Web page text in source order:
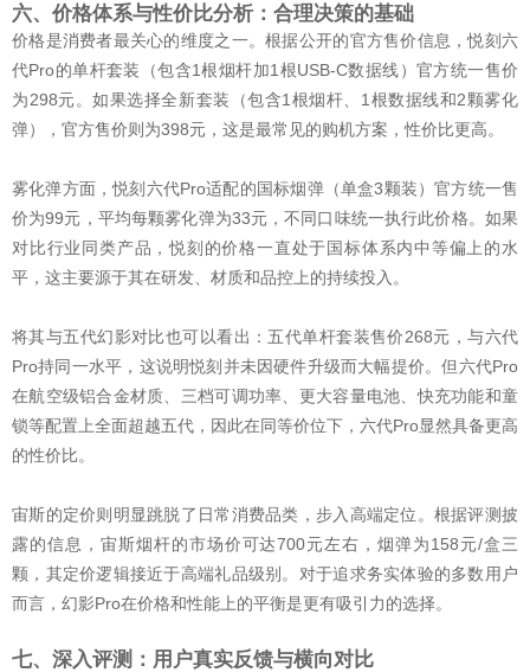
六、价格体系与性价比分析：合理决策的基础
价格是消费者最关心的维度之一。根据公开的官方售价信息，悦刻六
代Pro的单杆套装（包含1根烟杆加1根USB-C数据线）官方统一售价
为298元。如果选择全新套装（包含1根烟杆、1根数据线和2颗雾化
弹），官方售价则为398元，这是最常见的购机方案，性价比更高。
雾化弹方面，悦刻六代Pro适配的国标烟弹（单盒3颗装）官方统一售
价为99元，平均每颗雾化弹为33元，不同口味统一执行此价格。如果
对比行业同类产品，悦刻的价格一直处于国标体系内中等偏上的水
平，这主要源于其在研发、材质和品控上的持续投入。
将其与五代幻影对比也可以看出：五代单杆套装售价268元，与六代
Pro持同一水平，这说明悦刻并未因硬件升级而大幅提价。但六代Pro
在航空级铝合金材质、三档可调功率、更大容量电池、快充功能和童
锁等配置上全面超越五代，因此在同等价位下，六代Pro显然具备更高
的性价比。
宙斯的定价则明显跳脱了日常消费品类，步入高端定位。根据评测披
露的信息，宙斯烟杆的市场价可达700元左右，烟弹为158元/盒三
颗，其定价逻辑接近于高端礼品级别。对于追求务实体验的多数用户
而言，幻影Pro在价格和性能上的平衡是更有吸引力的选择。
七、深入评测：用户真实反馈与横向对比